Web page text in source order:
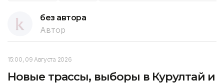
без автора
Автор
15:00, 09 Августа 2026
Новые трассы, выборы в Курултай и